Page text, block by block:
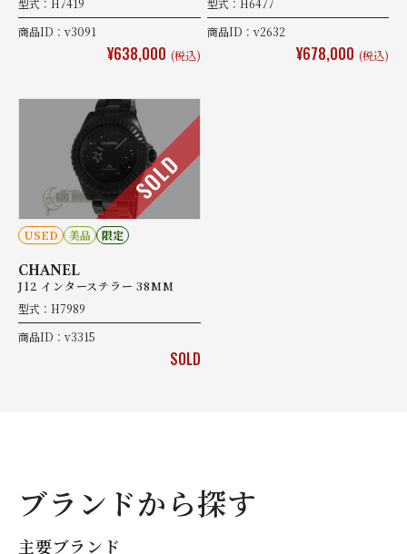
型式：H7419
商品ID：v3091
¥638,000 (税込)
型式：H6477
商品ID：v2632
¥678,000 (税込)
SOLD
USED 美品 限定
CHANEL
J12 インターステラー 38MM
型式：H7989
商品ID：v3315
SOLD
ブランドから探す
主要ブランド